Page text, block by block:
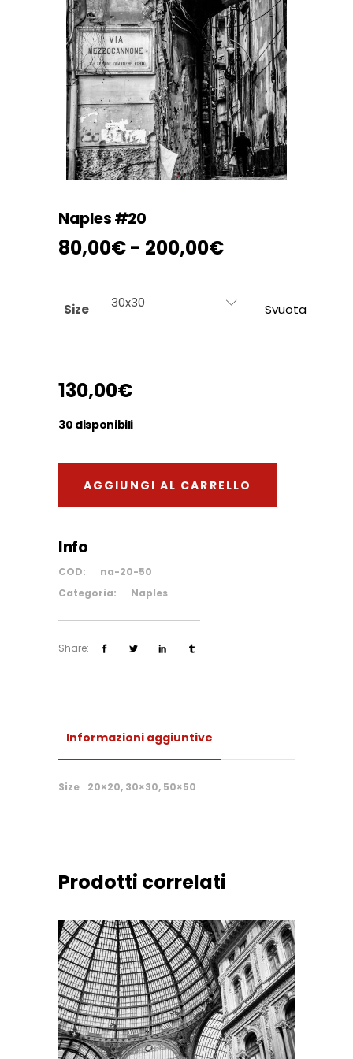
Naples #20
80,00€- 200,00€Fascia
da
80,00€
Size 30x30 Svuota
130,00€
30 disponibili
AGGIUNGI AL CARRELLO
Info
COD:
na-20-50
Categoria:
Naples
Share:
Informazioni aggiuntive
Size 20×20, 30×30, 50×50
Prodotti correlati
Questo